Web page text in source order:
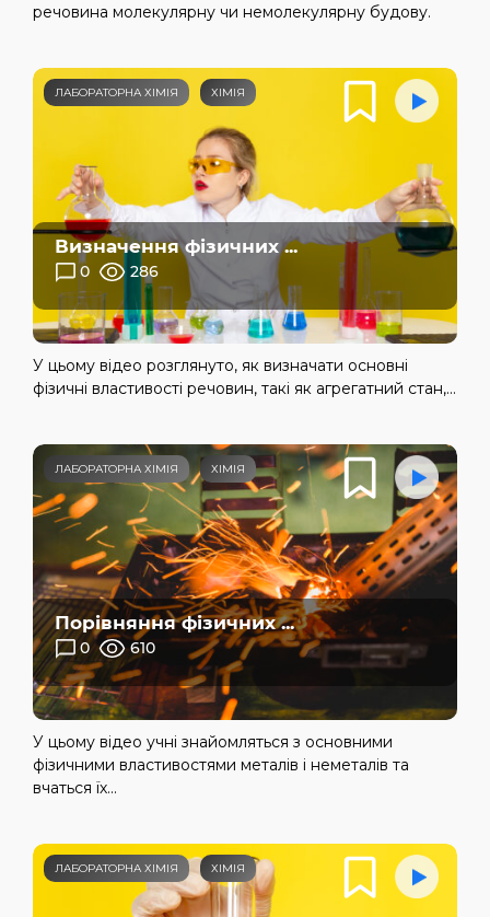
речовина молекулярну чи немолекулярну будову.
ЛАБОРАТОРНА ХІМІЯ ХІМІЯ
Визначення фізичних ...
0 286
У цьому відео розглянуто, як визначати основні
фізичні властивості речовин, такі як агрегатний стан,...
ЛАБОРАТОРНА ХІМІЯ ХІМІЯ
Порівняння фізичних ...
0 610
У цьому відео учні знайомляться з основними
фізичними властивостями металів і неметалів та
вчаться їх...
ЛАБОРАТОРНА ХІМІЯ ХІМІЯ